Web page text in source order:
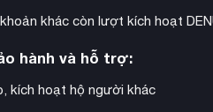
khác còn lượt kích hoạt
hành và hỗ trợ:
kích hoạt hộ người khác